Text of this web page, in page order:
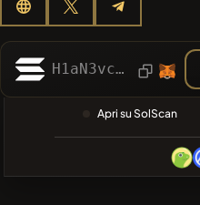
H1aN3vcvB68eaFPbMkoAss3vnfi4AhP5C2dpnrZzdBc7
Apri su SolScan